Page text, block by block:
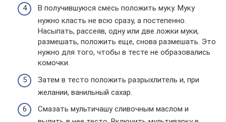
В получившуюся смесь положить муку. Муку
нужно класть не всю сразу, а постепенно.
Насыпать, рассеяв, одну или две ложки муки,
размешать, положить еще, снова размешать. Это
нужно для того, чтобы в тесте не образовались
комочки.
Затем в тесто положить разрыхлитель и, при
желании, ванильный сахар.
Смазать мультичашу сливочным маслом и